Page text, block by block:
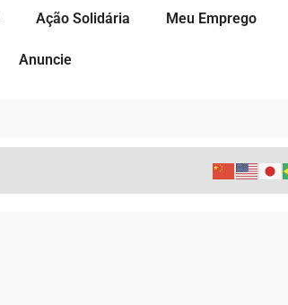
Ação Solidária Meu Emprego
Anuncie